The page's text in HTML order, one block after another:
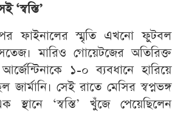
ফাইনালের স্মৃতি এখনো ফুটবল
মারিও গোয়েটজের অতিরিক্ত
১-০ ব্যবধানে হারিয়ে
জার্মানি। সেই রাতে মেসির স্বপ্নভঙ্গ
‘স্বস্তি’ খুঁজে পেয়েছিলেন